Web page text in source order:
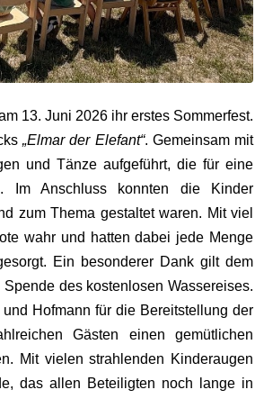
13. Juni 2026 ihr erstes Sommerfest.
„Elmar der Elefant“. Gemeinsam mit
und Tänze aufgeführt, die für eine
Im Anschluss konnten die Kinder
zum Thema gestaltet waren. Mit viel
wahr und hatten dabei jede Menge
Ein besonderer Dank gilt dem
des kostenlosen Wassereises.
Hofmann für die Bereitstellung der
Gästen einen gemütlichen
Mit vielen strahlenden Kinderaugen
das allen Beteiligten noch lange in